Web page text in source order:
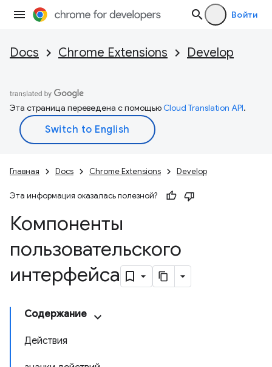
Войти
Docs Chrome Extensions Develop
Эта страница переведена с помощьюCloud Translation API.
Главная Docs Chrome Extensions Develop
Эта информация оказалась полезной?
Компоненты
пользовательского
интерфейса
Содержание
Действия